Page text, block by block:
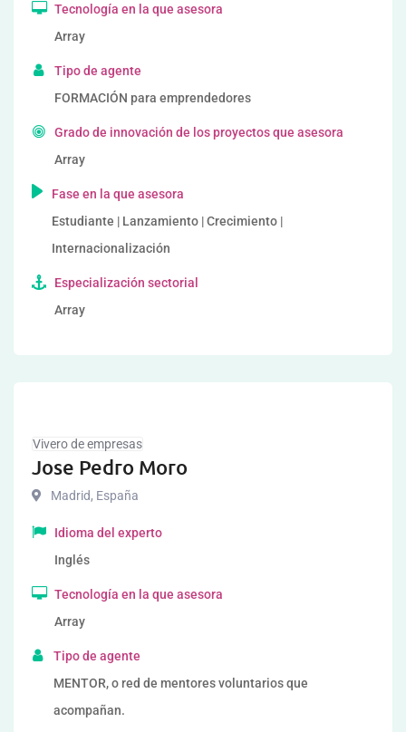
Tecnología en la que asesora
Array
Tipo de agente
FORMACIÓN para emprendedores
Grado de innovación de los proyectos que asesora
Array
Fase en la que asesora
Estudiante | Lanzamiento | Crecimiento |
Internacionalización
Especialización sectorial
Array
Vivero de empresas
Jose Pedro Moro
Madrid, España
Idioma del experto
Inglés
Tecnología en la que asesora
Array
Tipo de agente
MENTOR, o red de mentores voluntarios que
acompañan.